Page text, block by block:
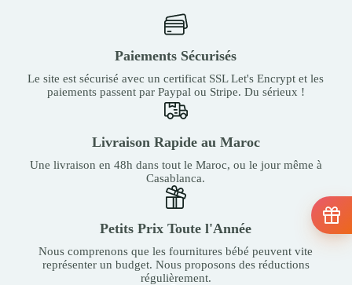
Paiements Sécurisés
Le site est sécurisé avec un certificat SSL Let's Encrypt et les
paiements passent par Paypal ou Stripe. Du sérieux !
Livraison Rapide au Maroc
Une livraison en 48h dans tout le Maroc, ou le jour même à
Casablanca.
Petits Prix Toute l'Année
Nous comprenons que les fournitures bébé peuvent vite
représenter un budget. Nous proposons des réductions
régulièrement.